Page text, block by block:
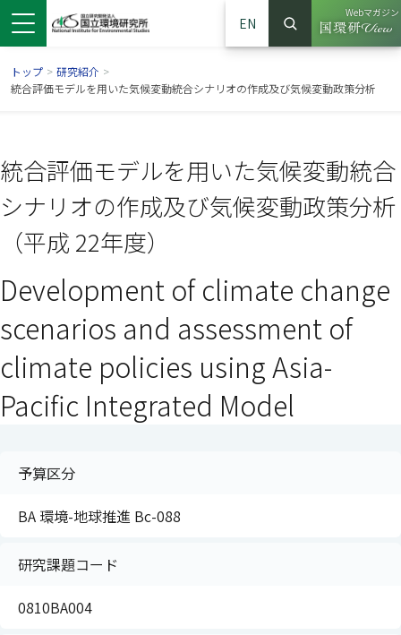
ウで開きます）
ンドウで開きます）
ウインドウで開きます）
EN
サイト内検索
検索
Webマガジン
（別ウイ
トップ > 研究紹介 >
統合評価モデルを用いた気候変動統合シナリオの作成及び気候変動政策分析
統合評価モデルを用いた気候変動統合
シナリオの作成及び気候変動政策分析
（平成 22年度）
Development of climate change
scenarios and assessment of
climate policies using Asia-
Pacific Integrated Model
予算区分
BA 環境-地球推進 Bc-088
研究課題コード
0810BA004